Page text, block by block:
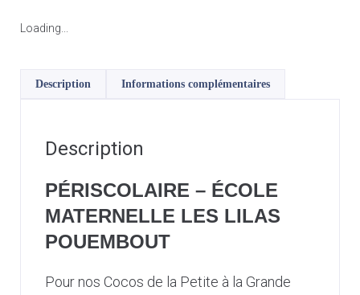
Loading...
Description Informations complémentaires
Description
PÉRISCOLAIRE – ÉCOLE
MATERNELLE LES LILAS
POUEMBOUT
Pour nos Cocos de la Petite à la Grande